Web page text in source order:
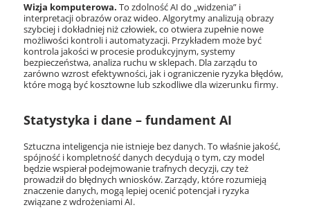
Wizja komputerowa. To zdolność AI do „widzenia” i
interpretacji obrazów oraz wideo. Algorytmy analizują obrazy
szybciej i dokładniej niż człowiek, co otwiera zupełnie nowe
możliwości kontroli i automatyzacji. Przykładem może być
kontrola jakości w procesie produkcyjnym, systemy
bezpieczeństwa, analiza ruchu w sklepach. Dla zarządu to
zarówno wzrost efektywności, jak i ograniczenie ryzyka błędów,
które mogą być kosztowne lub szkodliwe dla wizerunku firmy.
Statystyka i dane – fundament AI
Sztuczna inteligencja nie istnieje bez danych. To właśnie jakość,
spójność i kompletność danych decydują o tym, czy model
będzie wspierał podejmowanie trafnych decyzji, czy też
prowadził do błędnych wniosków. Zarządy, które rozumieją
znaczenie danych, mogą lepiej ocenić potencjał i ryzyka
związane z wdrożeniami AI.